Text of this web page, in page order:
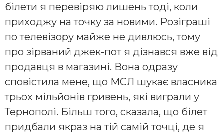
білети я перевіряю лишень тоді, коли
приходжу на точку за новими. Розіграші
по телевізору майже не дивлюсь, тому
про зірваний джек-пот я дізнався вже від
продавця в магазині. Вона одразу
сповістила мене, що МСЛ шукає власника
трьох мільйонів гривень, які виграли у
Тернополі. Більш того, сказала, що білет
придбали якраз на тій самій точці, де я